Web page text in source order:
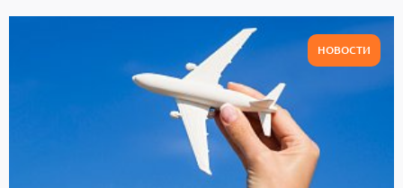
НОВОСТИ